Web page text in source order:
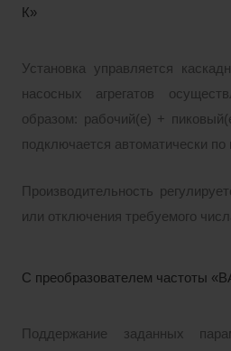
К»
Установка управляется
насосных агрегатов
образом: рабочий(е) +
подключается автоматически по
Производительность
или отключения требуемого
С преобразователем частоты
Поддержание заданных